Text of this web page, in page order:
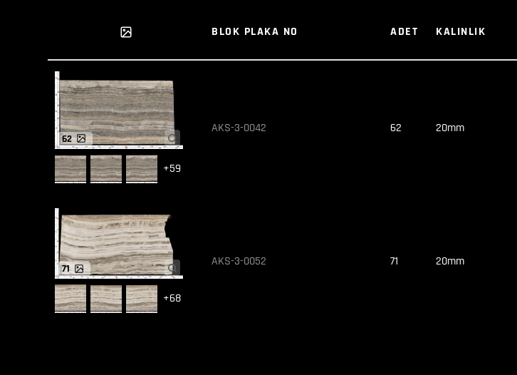
BLOK PLAKA NO ADET KALINLIK
62
+59
AKS-3-0042 62 20mm
71
+68
AKS-3-0052 71 20mm